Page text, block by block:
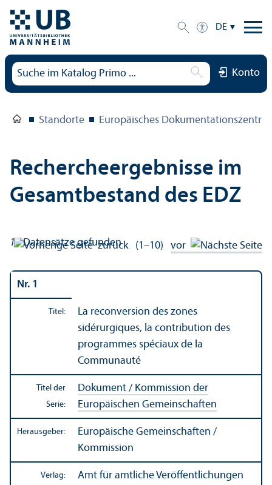
DE
Konto
Standorte Europäisches
Rechercheergebnisse im
Gesamtbestand des EDZ
19Datensätze gefunden
zurück (1–10) vor
Nr. 1
Titel:
La reconversion des zones
sidérurgiques, la contribution des
programmes spéciaux de la
Communauté
Titel der
Serie:
Dokument / Kommission der
Europäischen Gemeinschaften
Herausgeber:
Europäische Gemeinschaften /
Kommission
Verlag:
Amt für amtliche Veröffentlichungen